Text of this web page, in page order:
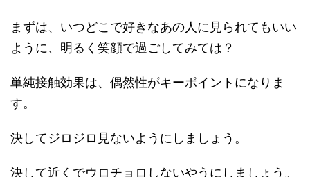
まずは、いつどこで好きなあの人に見られてもいい
ように、明るく笑顔で過ごしてみては？
単純接触効果は、偶然性がキーポイントになりま
す。
決してジロジロ見ないようにしましょう。
決して近くでウロチョロしないやうにしましょう。